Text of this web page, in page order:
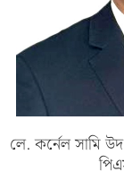
লে. কর্নেল সামি